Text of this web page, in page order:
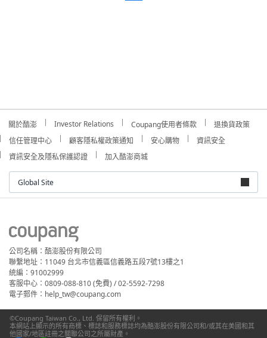
關於酷澎 Investor Relations Coupang使用者條款
退換貨政策
信任管理中心
顧客隱私權政策通知 安心購物
資訊安全
資訊安全及隱私保護認證
加入酷澎商城
Global Site
公司名稱：酷澎股份有限公司
聯繫地址：11049 台北市信義區信義路五段7號13樓之1
統編：91002999
客服中心：0809-088-810 (免費) / 02-5592-7298
電子郵件：help_tw@coupang.com
©Coupang Taiwan Co., Ltd. 保留所有權利。
本網站上顯示的所有商標、標誌和服務標誌均為酷澎股份有限公司和/或其在美國和其
他國家/地區註冊之關聯公司之所屬財產。